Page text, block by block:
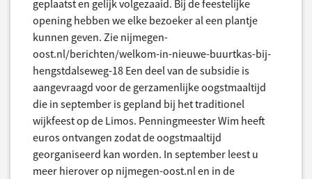
geplaatst en gelijk volgezaaid. Bij de feestelijke
opening hebben we elke bezoeker al een plantje
kunnen geven. Zie nijmegen-
oost.nl/berichten/welkom-in-nieuwe-buurtkas-bij-
hengstdalseweg-18 Een deel van de subsidie is
aangevraagd voor de gerzamenlijke oogstmaaltijd
die in september is gepland bij het traditionel
wijkfeest op de Limos. Penningmeester Wim heeft
euros ontvangen zodat de oogstmaaltijd
georganiseerd kan worden. In september leest u
meer hierover op nijmegen-oost.nl en in de